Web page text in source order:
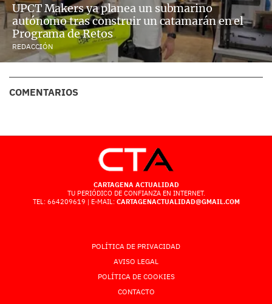
UPCT Makers ya planea un submarino
autónomo tras construir un catamarán en el
Programa de Retos
REDACCIÓN
COMENTARIOS
CARTAGENA ACTUALIDAD
TU PERIÓDICO DE CONFIANZA EN INTERNET.
TEL: 664209619 | E-MAIL: CARTAGENACTUALIDAD@GMAIL.COM
POLÍTICA DE PRIVACIDAD
AVISO LEGAL
POLÍTICA DE COOKIES
CONTACTO